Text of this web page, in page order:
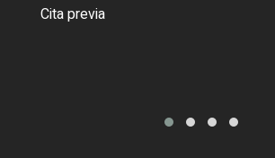
Cita previa